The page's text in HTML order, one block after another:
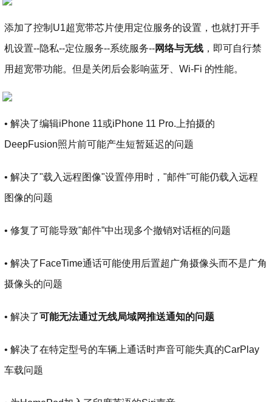
添加了控制U1超宽带芯片使用定位服务的设置，也就打开手
机设置--隐私--定位服务--系统服务--网络与无线 ，即可自行禁
用超宽带功能。但是关闭后会影响蓝牙、Wi-Fi 的性能。
• 解决了编辑iPhone 11或iPhone 11 Pro.上拍摄的
DeepFusion照片前可能产生短暂延迟的问题
• 解决了"载入远程图像"设置停用时，"邮件"可能仍载入远程
图像的问题
• 修复了可能导致"邮件”中出现多个撤销对话框的问题
• 解决了FaceTime通话可能使用后置超广角摄像头而不是广角
摄像头的问题
• 解决了可能无法通过无线局域网推送通知的问题
• 解决了在特定型号的车辆上通话时声音可能失真的CarPlay
车载问题